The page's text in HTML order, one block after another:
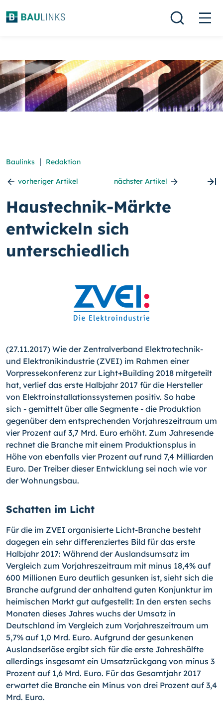
Baulinks | Redaktion
vorheriger Artikel nächster Artikel
Haustechnik-Märkte
entwickeln sich
unterschiedlich
(27.11.2017) Wie der Zentralverband Elektrotechnik-
und Elektronikindustrie (ZVEI) im Rahmen einer
Vorpressekonferenz zur Light+Building 2018 mitgeteilt
hat, verlief das erste Halbjahr 2017 für die Hersteller
von Elektroinstallationssystemen positiv. So habe
sich - gemittelt über alle Segmente - die Produktion
gegenüber dem entsprechenden Vorjahreszeitraum um
vier Prozent auf 3,7 Mrd. Euro erhöht. Zum Jahresende
rechnet die Branche mit einem Produktionsplus in
Höhe von ebenfalls vier Prozent auf rund 7,4 Milliarden
Euro. Der Treiber dieser Entwicklung sei nach wie vor
der Wohnungsbau.
Schatten im Licht
Für die im ZVEI organisierte Licht-Branche besteht
dagegen ein sehr differenziertes Bild für das erste
Halbjahr 2017: Während der Auslandsumsatz im
Vergleich zum Vorjahreszeitraum mit minus 18,4% auf
600 Millionen Euro deutlich gesunken ist, sieht sich die
Branche aufgrund der anhaltend guten Konjunktur im
heimischen Markt gut aufgestellt: In den ersten sechs
Monaten dieses Jahres wuchs der Umsatz in
Deutschland im Vergleich zum Vorjahreszeitraum um
5,7% auf 1,0 Mrd. Euro. Aufgrund der gesunkenen
Auslandserlöse ergibt sich für die erste Jahreshälfte
allerdings insgesamt ein Umsatzrückgang von minus 3
Prozent auf 1,6 Mrd. Euro. Für das Gesamtjahr 2017
erwartet die Branche ein Minus von drei Prozent auf 3,4
Mrd. Euro.